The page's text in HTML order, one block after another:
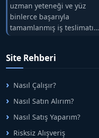
uzman yeteneği ve yüz
binlerce başarıyla
tamamlanmış iş teslimatını
tek çatıda buluşturuyoruz.
arasındaki süreci risksiz
alışveriş sistemi ile koruyan
ticaretin güvenli
adreslerinden birisidir.
Site Rehberi
Nasıl Çalışır?
Nasıl Satın Alırım?
Nasıl Satış Yaparım?
Risksiz Alışveriş